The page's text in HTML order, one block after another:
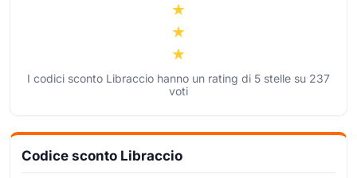
I codici sconto Libraccio hanno un rating di 5 stelle su 237
voti
Codice sconto Libraccio